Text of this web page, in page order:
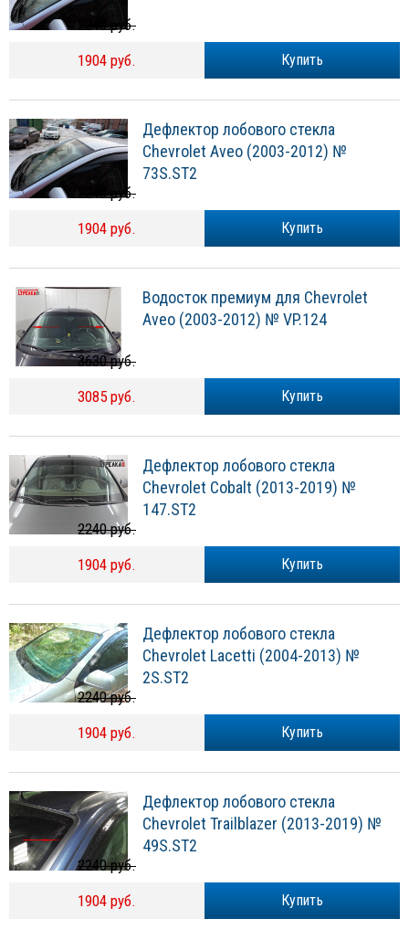
Купить
2240 руб.
1904 руб.
Дефлектор лобового стекла
Chevrolet Aveo (2003-2012) №
73S.ST2
Купить
2240 руб.
1904 руб.
Водосток премиум для Chevrolet
Aveo (2003-2012) № VP.124
Купить
3630 руб.
3085 руб.
Дефлектор лобового стекла
Chevrolet Cobalt (2013-2019) №
147.ST2
Купить
2240 руб.
1904 руб.
Дефлектор лобового стекла
Chevrolet Lacetti (2004-2013) №
2S.ST2
Купить
2240 руб.
1904 руб.
Дефлектор лобового стекла
Chevrolet Trailblazer (2013-2019) №
49S.ST2
Купить
2240 руб.
1904 руб.